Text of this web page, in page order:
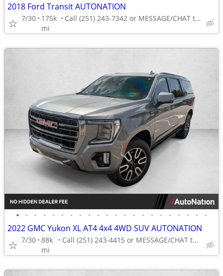
2018 Ford Transit AUTONATION
7/30
175k
mi
Call (251) 243-7342 or MESSAGE/CHAT to confirm availability
• • • • • • • • • • • • • • • • • • • • • •
2022 GMC Yukon XL AT4 4x4 4WD SUV AUTONATION
7/30 88k
mi
Call (251) 243-4415 or MESSAGE/CHAT to confirm availability